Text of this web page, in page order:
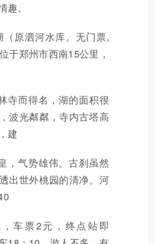
。
（原泗河水库。无门票,
于郑州市西南15公里，
寺而得名，湖的面积很
波光粼粼，寺内古塔高
建
，气势雄伟。古刹虽然
出世外桃园的清净。河
车票2元，终点站即